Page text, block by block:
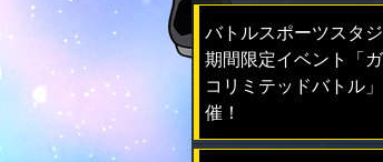
バトルスポーツスタ
期間限定イベント「
コリミテッドバトル
催！